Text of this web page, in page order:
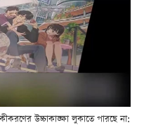
উচ্চাকাঙ্ক্ষা লুকাতে পারছে না: